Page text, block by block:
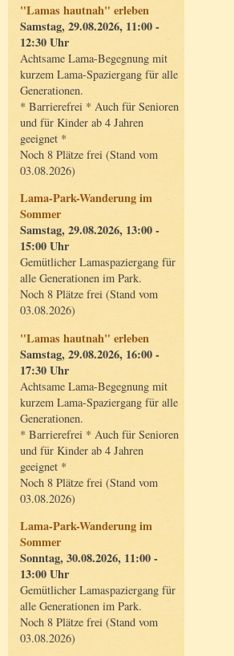
"Lamas hautnah" erleben
Samstag, 29.08.2026, 11:00 -
12:30 Uhr
Achtsame Lama-Begegnung mit
kurzem Lama-Spaziergang für alle
Generationen.
* Barrierefrei * Auch für Senioren
und für Kinder ab 4 Jahren
geeignet *
Noch 8 Plätze frei (Stand vom
03.08.2026)
Lama-Park-Wanderung im
Sommer
Samstag, 29.08.2026, 13:00 -
15:00 Uhr
Gemütlicher Lamaspaziergang für
alle Generationen im Park.
Noch 8 Plätze frei (Stand vom
03.08.2026)
"Lamas hautnah" erleben
Samstag, 29.08.2026, 16:00 -
17:30 Uhr
Achtsame Lama-Begegnung mit
kurzem Lama-Spaziergang für alle
Generationen.
* Barrierefrei * Auch für Senioren
und für Kinder ab 4 Jahren
geeignet *
Noch 8 Plätze frei (Stand vom
03.08.2026)
Lama-Park-Wanderung im
Sommer
Sonntag, 30.08.2026, 11:00 -
13:00 Uhr
Gemütlicher Lamaspaziergang für
alle Generationen im Park.
Noch 8 Plätze frei (Stand vom
03.08.2026)